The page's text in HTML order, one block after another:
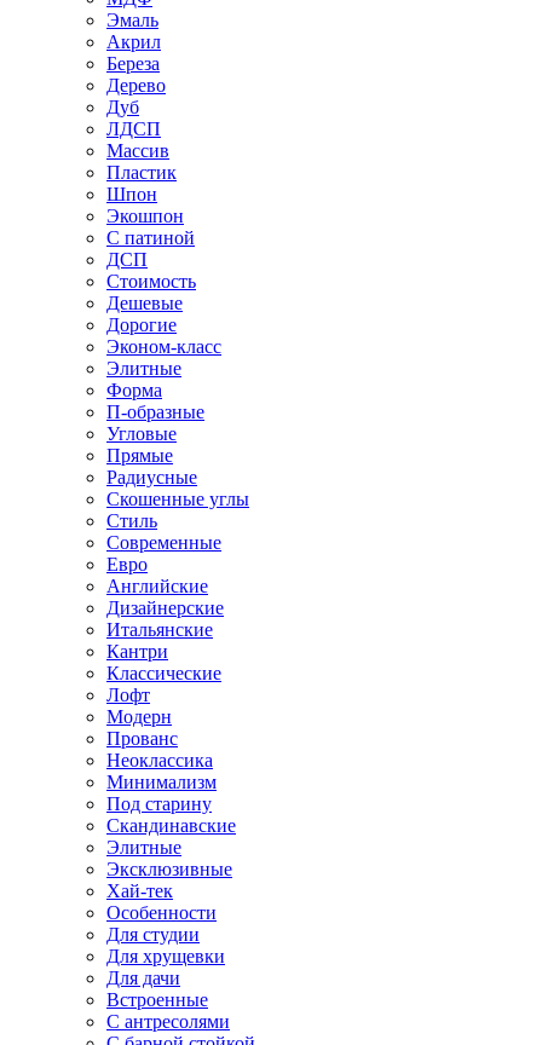
Эмаль
Акрил
Береза
Дерево
Дуб
ЛДСП
Массив
Пластик
Шпон
Экошпон
С патиной
ДСП
Стоимость
Дешевые
Дорогие
Эконом-класс
Элитные
Форма
П-образные
Угловые
Прямые
Радиусные
Скошенные углы
Стиль
Современные
Евро
Английские
Дизайнерские
Итальянские
Кантри
Классические
Лофт
Модерн
Прованс
Неоклассика
Минимализм
Под старину
Скандинавские
Элитные
Эксклюзивные
Хай-тек
Особенности
Для студии
Для хрущевки
Для дачи
Встроенные
С антресолями